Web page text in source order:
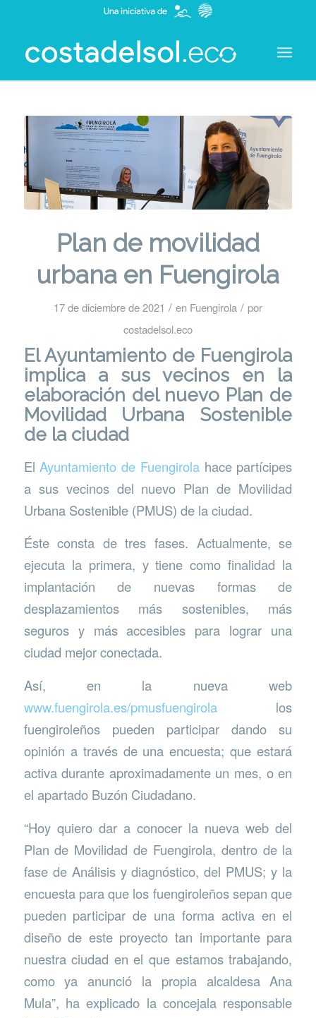
Plan de movilidad
urbana en Fuengirola
17 de diciembre de 2021 / en Fuengirola / por
costadelsol.eco
El Ayuntamiento de Fuengirola
implica a sus vecinos en la
elaboración del nuevo Plan de
Movilidad Urbana Sostenible
de la ciudad
ElAyuntamiento de Fuengirolahace partícipes
a sus vecinos del nuevo Plan de Movilidad
Urbana Sostenible (PMUS) de la ciudad.
Éste consta de tres fases. Actualmente, se
ejecuta la primera, y tiene como finalidad la
implantación de nuevas formas de
desplazamientos más sostenibles, más
seguros y más accesibles para lograr una
ciudad mejor conectada.
Así, en la nueva web
www.fuengirola.es/pmusfuengirolalos
fuengiroleños pueden participar dando su
opinión a través de una encuesta; que estará
activa durante aproximadamente un mes, o en
el apartado Buzón Ciudadano.
“Hoy quiero dar a conocer la nueva web del
Plan de Movilidad de Fuengirola, dentro de la
fase de Análisis y diagnóstico, del PMUS; y la
encuesta para que los fuengiroleños sepan que
pueden participar de una forma activa en el
diseño de este proyecto tan importante para
nuestra ciudad en el que estamos trabajando,
como ya anunció la propia alcaldesa Ana
Mula”, ha explicado la concejala responsable